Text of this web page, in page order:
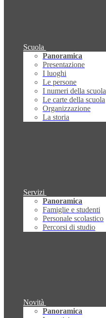
Scuola
Panoramica
Presentazione
I luoghi
Le persone
I numeri della scuola
Le carte della scuola
Organizzazione
La storia
Servizi
Panoramica
Famiglie e studenti
Personale scolastico
Percorsi di studio
Novità
Panoramica